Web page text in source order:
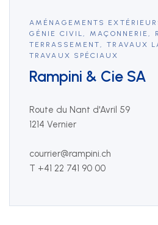
AMÉNAGEMENTS
GÉNIE CIVIL, MAÇONNERIE,
TERRASSEMENT, TRAVAUX
TRAVAUX SPÉCIAUX
Rampini & Cie SA
Route du Nant d'Avril 59
1214 Vernier
courrier@rampini.ch
T +41 22 741 90 00